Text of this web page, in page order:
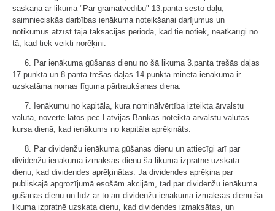
saskaņā ar likuma "Par grāmatvedību" 13.panta sesto daļu,
saimnieciskās darbības ienākuma noteikšanai darījumus un
notikumus atzīst tajā taksācijas periodā, kad tie notiek, neatkarīgi no
tā, kad tiek veikti norēķini.
6. Par ienākuma gūšanas dienu no šā likuma 3.panta trešās daļas
17.punktā un 8.panta trešās daļas 14.punktā minētā ienākuma ir
uzskatāma nomas līguma pārtraukšanas diena.
7. Ienākumu no kapitāla, kura nominālvērtība izteikta ārvalstu
valūtā, novērtē latos pēc Latvijas Bankas noteiktā ārvalstu valūtas
kursa dienā, kad ienākums no kapitāla aprēķināts.
8. Par dividenžu ienākuma gūšanas dienu un attiecīgi arī par
dividenžu ienākuma izmaksas dienu šā likuma izpratnē uzskata
dienu, kad dividendes aprēķinātas. Ja dividendes aprēķina par
publiskajā apgrozījumā esošām akcijām, tad par dividenžu ienākuma
gūšanas dienu un līdz ar to arī dividenžu ienākuma izmaksas dienu šā
likuma izpratnē uzskata dienu, kad dividendes izmaksātas, un